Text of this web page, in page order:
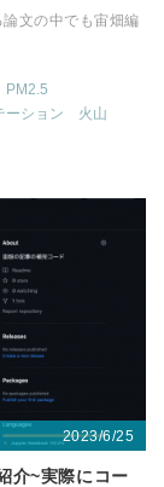
文の中でも宙畑編
PM2.5
ーション 火山
2023/6/25
介~実際にコー